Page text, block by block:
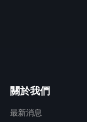
關於我們
最新消息